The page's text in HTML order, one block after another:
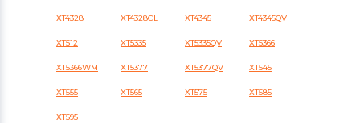
XT4328 XT4328CL XT4345 XT4345QV
XT512 XT5335 XT5335QV XT5366
XT5366WM XT5377 XT5377QV XT545
XT555 XT565 XT575 XT585
XT595